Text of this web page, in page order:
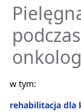
w tym:
rehabilitacja dla